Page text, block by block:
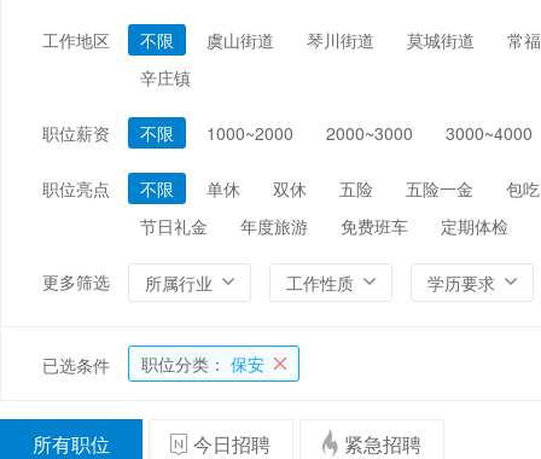
工作地区 不限 虞山街道 琴川街道 莫城街道
常
辛庄镇
职位薪资 不限 1000~2000 2000~3000 3000~4000
职位亮点 不限 单休 双休 五险 五险一金
包吃
节日礼金
年度旅游 免费班车 定期体检
更多筛选 所属行业 工作性质 学历要求
已选条件 职位分类： 保安
所有职位 今日招聘 紧急招聘